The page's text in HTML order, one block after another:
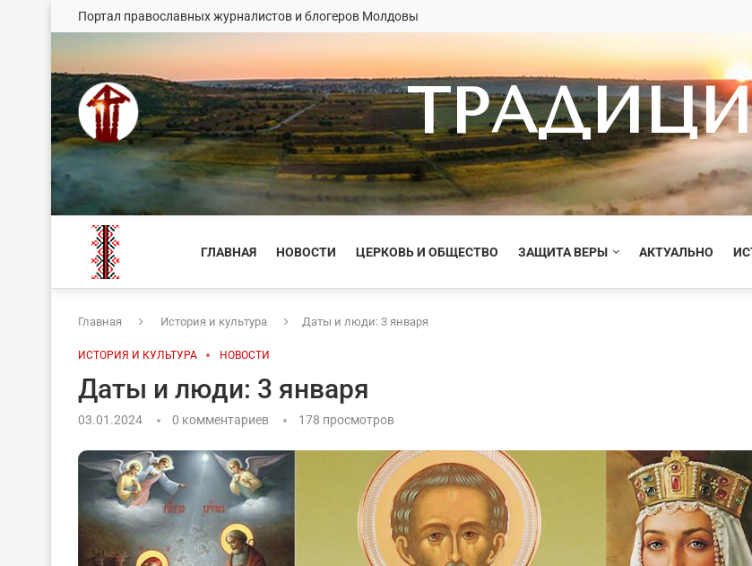
Портал православных журналистов и блогеров Молдовы
ГЛАВНАЯ НОВОСТИ ЦЕРКОВЬ И ОБЩЕСТВО ЗАЩИТА ВЕРЫ АКТУАЛЬНО
Главная История и культура Даты и люди: 3 января
ИСТОРИЯ И КУЛЬТУРА НОВОСТИ
Даты и люди: 3 января
03.01.2024 0 комментариев 178 просмотров